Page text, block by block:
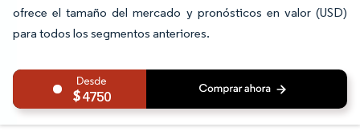
ofrece el tamaño del mercado y pronósticos en valor (USD)
para todos los segmentos anteriores.
4750